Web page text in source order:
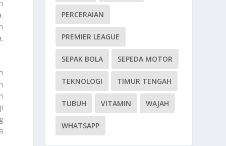
PERCERAIAN
PREMIER LEAGUE
SEPAK BOLA SEPEDA MOTOR
TEKNOLOGI TIMUR TENGAH
TUBUH VITAMIN WAJAH
WHATSAPP